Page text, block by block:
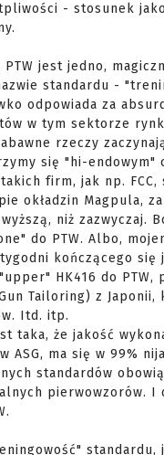
- stosunek
jest jedno,
standardu -
odpowiada za
w tym sektorze
rzeczy
się "hi-endowym"
firm, jak np. FCC,
okładzin Magpula,
niż zazwyczaj.
do PTW. Albo,
kończącego się
HK416 do PTW,
Tailoring) z Japonii,
Itd. itp.
taka, że jakość
ASG, ma się w 99%
standardów
pierwowzorów. I
standardu,